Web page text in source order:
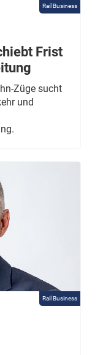
Rail Business
Frist
Züge sucht
und
Rail Business